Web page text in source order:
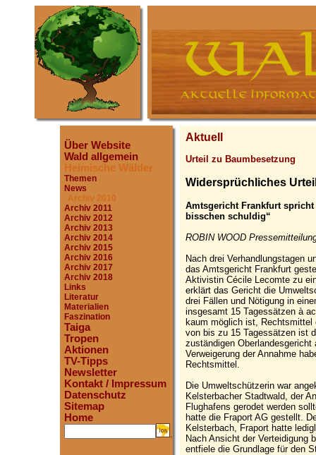
Über Website
Wald allgemein
Heimische Wälder
Themen
News
Archiv 2010
Archiv 2011
Archiv 2012
Archiv 2013
Archiv 2014
Archiv 2015
Archiv 2016
Archiv 2017
Archiv 2018
Links
Literatur
Materialien
Faszination
Taiga
Tropen
Aktionen
TV-Tipps
Newsletter
Kontakt / Impressum
Datenschutz
Sitemap
Home
.
Aktuell
Urteil zu Baumbesetzung
Widersprüchliches
Amtsgericht Frankfurt
bisschen schuldig“
ROBIN WOOD
Nach drei Verhandlungstagen
das Amtsgericht Frankfurt
Aktivistin Cécile Lecomte zu
erklärt das Gericht die
drei Fällen und Nötigung in
insgesamt 15 Tagessätzen à
kaum möglich ist, Rechtsmittel
von bis zu 15 Tagessätzen ist
zuständigen Oberlandesgericht
Verweigerung der Annahme
Rechtsmittel.
Die Umweltschützerin war
Kelsterbacher Stadtwald, der
Flughafens gerodet werden
hatte die Fraport AG gestellt.
Kelsterbach, Fraport hatte
Nach Ansicht der Verteidigung
entfiele die Grundlage für den